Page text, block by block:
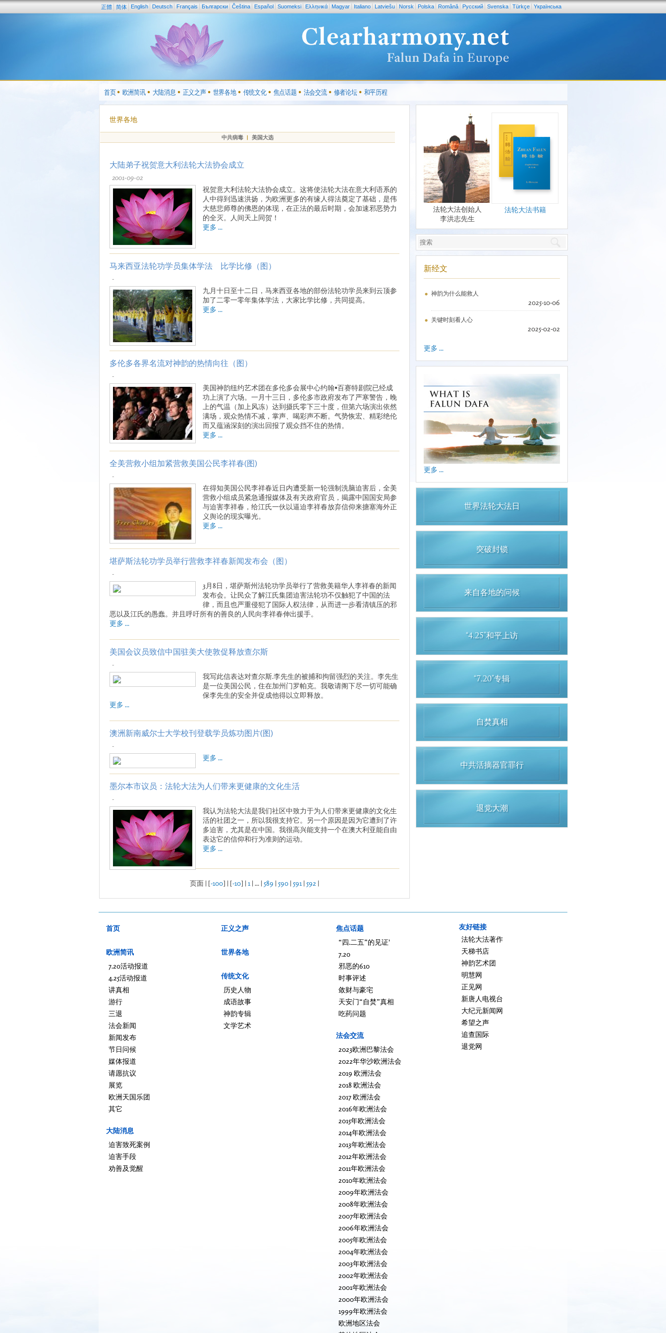
正體 简体 English Deutsch Français Български Čeština Español Suomeksi Ελληνικά Magyar Italiano Latviešu Norsk Polska Română Pусский Svenska Türkçe Yкраїнська
首页 欧洲简讯 大陆消息 正义之声 世界各地 传统文化 焦点话题 法会交流 修者论坛 和平历程
世界各地
中共病毒 | 美国大选
大陆弟子祝贺意大利法轮大法协会成立
2001-09-02
祝贺意大利法轮大法协会成立。这将使法轮大法在意大利语系的
人中得到迅速洪扬，为欧洲更多的有缘人得法奠定了基础，是伟
大慈悲师尊的佛恩的体现，在正法的最后时期，会加速邪恶势力
的全灭。人间天上同贺！
更多 ...
马来西亚法轮功学员集体学法 比学比修（图）
-
九月十日至十二日，马来西亚各地的部份法轮功学员来到云顶参
加了二零一零年集体学法，大家比学比修，共同提高。
更多 ...
多伦多各界名流对神韵的热情向往（图）
-
美国神韵纽约艺术团在多伦多会展中心约翰•百赛特剧院已经成
功上演了六场。一月十三日，多伦多市政府发布了严寒警告，晚
上的气温（加上风冻）达到摄氏零下三十度，但第六场演出依然
满场，观众热情不减，掌声、喝彩声不断。气势恢宏、精彩绝伦
而又蕴涵深刻的演出回报了观众挡不住的热情。
更多 ...
全美营救小组加紧营救美国公民李祥春(图)
-
在得知美国公民李祥春近日内遭受新一轮强制洗脑迫害后，全美
营救小组成员紧急通报媒体及有关政府官员，揭露中国国安局参
与迫害李祥春，给江氏一伙以逼迫李祥春放弃信仰来搪塞海外正
义舆论的现实曝光。
更多 ...
堪萨斯法轮功学员举行营救李祥春新闻发布会（图）
-
3月8日，堪萨斯州法轮功学员举行了营救美籍华人李祥春的新闻
发布会。让民众了解江氏集团迫害法轮功不仅触犯了中国的法
律，而且也严重侵犯了国际人权法律，从而进一步看清镇压的邪
恶以及江氏的愚蠢。并且呼吁所有的善良的人民向李祥春伸出援手。
更多 ...
美国会议员致信中国驻美大使敦促释放查尔斯
-
我写此信表达对查尔斯.李先生的被捕和拘留强烈的关注。李先生
是一位美国公民，住在加州门罗帕克。我敬请阁下尽一切可能确
保李先生的安全并促成他得以立即释放。
更多 ...
澳洲新南威尔士大学校刊登载学员炼功图片(图)
-
更多 ...
墨尔本市议员：法轮大法为人们带来更健康的文化生活
-
我认为法轮大法是我们社区中致力于为人们带来更健康的文化生
活的社团之一，所以我很支持它。另一个原因是因为它遭到了许
多迫害，尤其是在中国。我很高兴能支持一个在澳大利亚能自由
表达它的信仰和行为准则的运动。
更多 ...
页面 | [-100] | [-10] |1 | ... |589 |590 |591 |592 |
法轮大法创始人
李洪志先生
法轮大法书籍
新经文
神韵为什么能救人
2025-10-06
关键时刻看人心
2025-02-02
更多 ...
更多 ...
世界法轮大法日
突破封锁
来自各地的问候
“4.25”和平上访
“7.20”专辑
自焚真相
中共活摘器官罪行
退党大潮
首页
欧洲简讯
7.20活动报道
4.25活动报道
讲真相
游行
三退
法会新闻
新闻发布
节日问候
媒体报道
请愿抗议
展览
欧洲天国乐团
其它
大陆消息
迫害致死案例
迫害手段
劝善及觉醒
正义之声
世界各地
传统文化
历史人物
成语故事
神韵专辑
文学艺术
焦点话题
“四.二五”的见证'
7.20
邪恶的610
时事评述
敛财与豪宅
天安门“自焚”真相
吃药问题
法会交流
2023欧洲巴黎法会
2022年华沙欧洲法会
2019 欧洲法会
2018 欧洲法会
2017 欧洲法会
2016年欧洲法会
2015年欧洲法会
2014年欧洲法会
2013年欧洲法会
2012年欧洲法会
2011年欧洲法会
2010年欧洲法会
2009年欧洲法会
2008年欧洲法会
2007年欧洲法会
2006年欧洲法会
2005年欧洲法会
2004年欧洲法会
2003年欧洲法会
2002年欧洲法会
2001年欧洲法会
2000年欧洲法会
1999年欧洲法会
欧洲地区法会
友好链接
法轮大法著作
天梯书店
神韵艺术团
明慧网
正见网
新唐人电视台
大纪元新闻网
希望之声
追查国际
退党网